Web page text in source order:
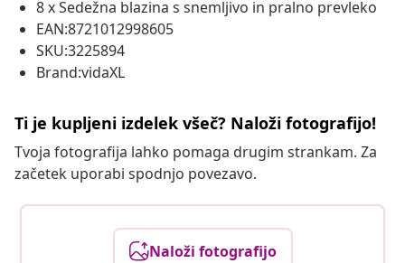
8 x Sedežna blazina s snemljivo in pralno prevleko
EAN:8721012998605
SKU:3225894
Brand:vidaXL
Ti je kupljeni izdelek všeč? Naloži fotografijo!
Tvoja fotografija lahko pomaga drugim strankam. Za
začetek uporabi spodnjo povezavo.
Naloži fotografijo